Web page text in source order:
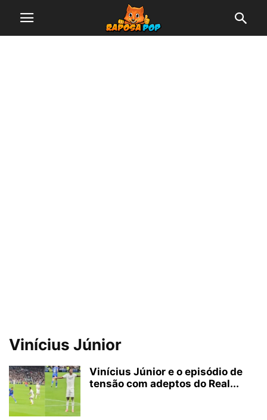
Vinícius Júnior
Vinícius Júnior e o episódio de
tensão com adeptos do Real...